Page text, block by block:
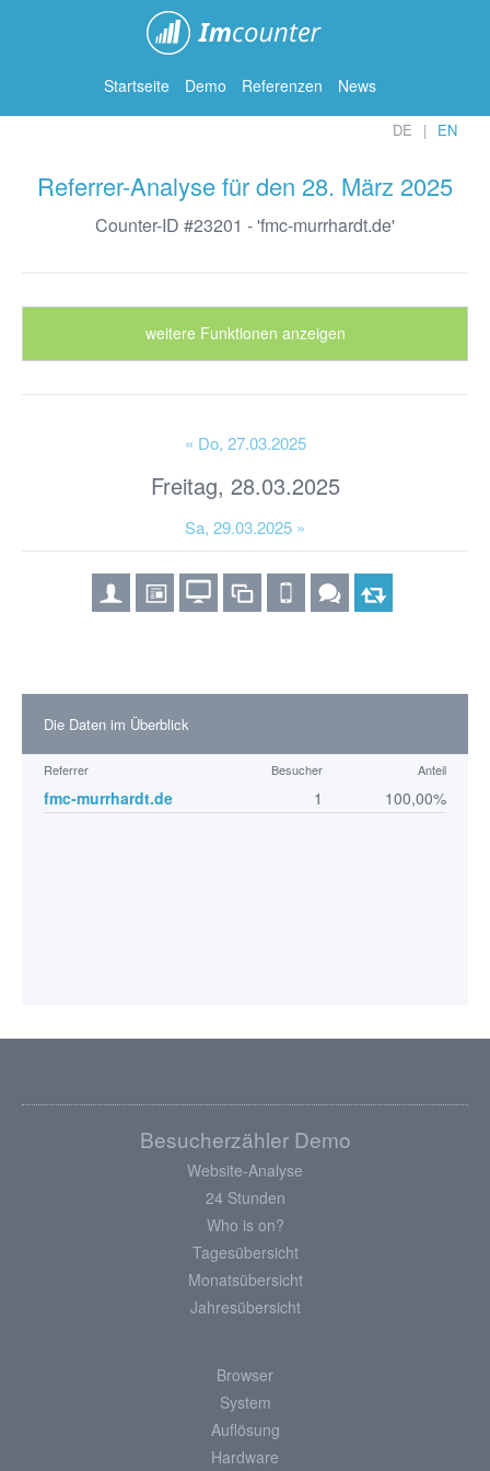
Startseite Demo Referenzen News
DE EN
Referrer-Analyse für den 28. März 2025
Counter-ID #23201 - 'fmc-murrhardt.de'
weitere Funktionen anzeigen
« Do, 27.03.2025
Freitag, 28.03.2025
Sa, 29.03.2025 »
Die Daten im Überblick
Referrer Besucher Anteil
fmc-murrhardt.de 1 100,00%
Besucherzähler Demo
Website-Analyse
24 Stunden
Who is on?
Tagesübersicht
Monatsübersicht
Jahresübersicht
Browser
System
Auflösung
Hardware